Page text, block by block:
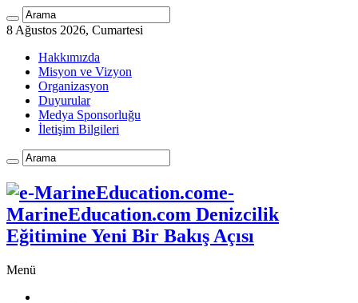
8 Ağustos 2026, Cumartesi
Hakkımızda
Misyon ve Vizyon
Organizasyon
Duyurular
Medya Sponsorluğu
İletişim Bilgileri
e-
MarineEducation.com Denizcilik
Eğitimine Yeni Bir Bakış Açısı
Menü